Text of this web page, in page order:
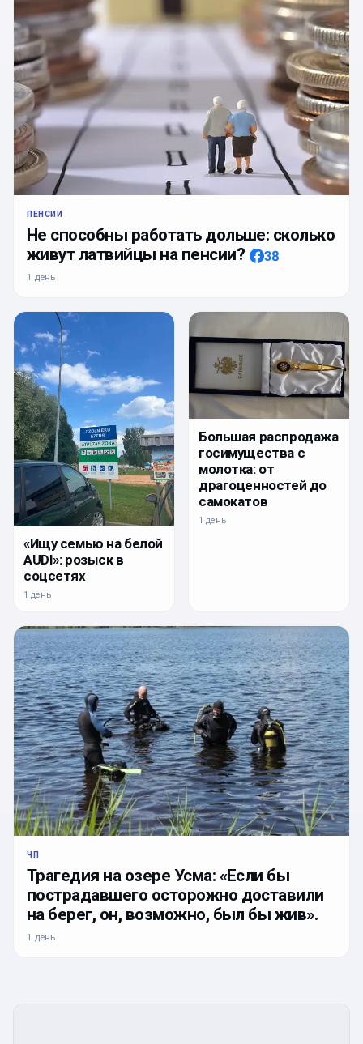
ПЕНСИИ
Не способны работать дольше: сколько
живут латвийцы на пенсии?
38
1 день
«Ищу семью на белой
AUDI»: розыск в
соцсетях
1 день
Большая распродажа
госимущества с
молотка: от
драгоценностей до
самокатов
1 день
ЧП
Трагедия на озере Усма: «Если бы
пострадавшего осторожно доставили
на берег, он, возможно, был бы жив».
1 день